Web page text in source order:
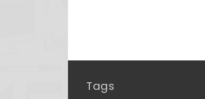
Tags